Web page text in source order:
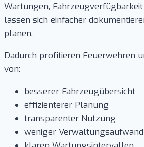
Wartungen,
lassen sich einfacher
planen.
Dadurch profitieren Feuerwehren
von:
besserer Fahrzeugübersicht
effizienterer Planung
transparenter Nutzung
weniger Verwaltungsaufwand